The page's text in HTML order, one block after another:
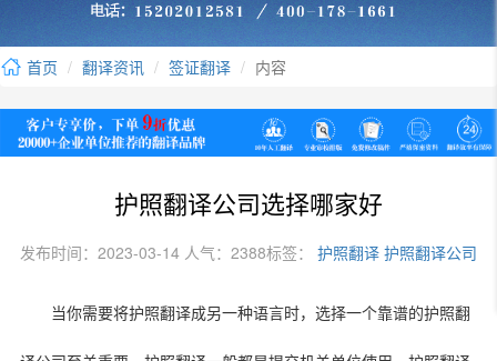
首页 翻译资讯 签证翻译 内容
护照翻译公司选择哪家好
发布时间：2023-03-14 人气：2388标签： 护照翻译 护照翻译公司
当你需要将护照翻译成另一种语言时，选择一个靠谱的护照翻